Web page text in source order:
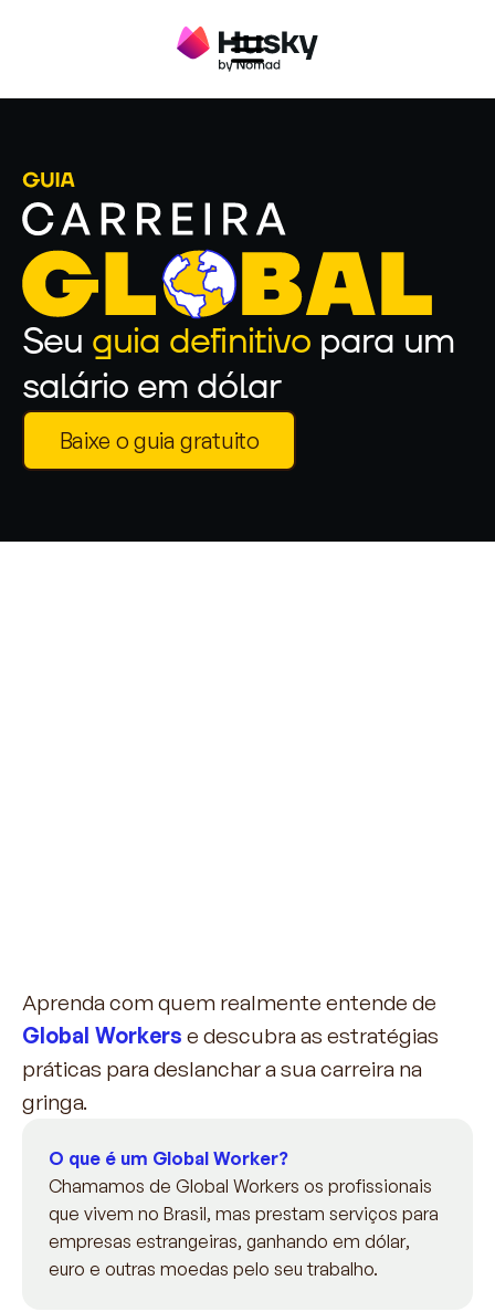
Seu guia definitivopara um
salário em dólar
Baixe o guia gratuito
Aprenda com quem realmente entende de
Global Workers e descubra as estratégias
práticas para deslanchar a sua carreira na
gringa.
O que é um Global Worker?
Chamamos de Global Workers os profissionais
que vivem no Brasil, mas prestam serviços para
empresas estrangeiras, ganhando em dólar,
euro e outras moedas pelo seu trabalho.